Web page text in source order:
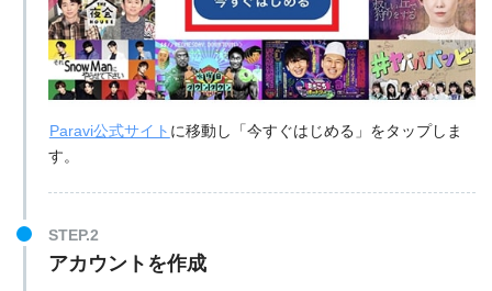
Paravi公式サイト に移動し「今すぐはじめる」をタップしま
す。
STEP.2
アカウントを作成